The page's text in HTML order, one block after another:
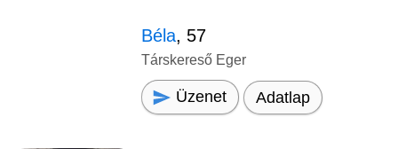
Béla, 57
Társkereső Eger
Üzenet Adatlap